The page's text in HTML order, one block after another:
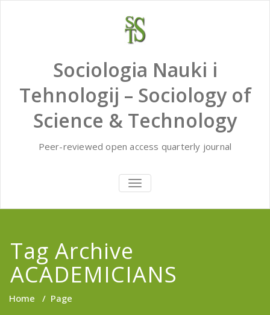
Sociologia Nauki i
Tehnologij – Sociology of
Science & Technology
Peer-reviewed open access quarterly journal
TOGGLE
NAVIGATION
Tag Archive
ACADEMICIANS
Home / Page